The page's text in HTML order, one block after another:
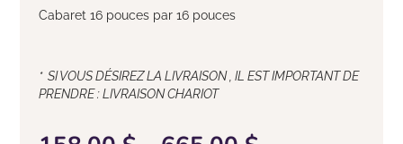
Cabaret 16 pouces par 16 pouces
* SI VOUS DÉSIREZ LA LIVRAISON , IL EST IMPORTANT DE
PRENDRE : LIVRAISON CHARIOT